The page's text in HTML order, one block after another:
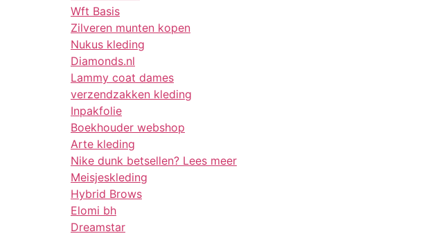
Wft Basis
Zilveren munten kopen
Nukus kleding
Diamonds.nl
Lammy coat dames
verzendzakken kleding
Inpakfolie
Boekhouder webshop
Arte kleding
Nike dunk betsellen? Lees meer
Meisjeskleding
Hybrid Brows
Elomi bh
Dreamstar